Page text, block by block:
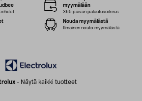
- Näytä kaikki tuotteet
myymälään
365 päivän palautusoikeus
Nouda myymälästä
Ilmainen nouto myymälästä